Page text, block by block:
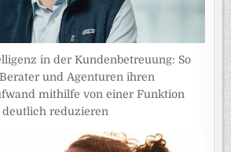
in der Kundenbetreuung: So
und Agenturen ihren
mithilfe von einer Funktion
deutlich reduzieren